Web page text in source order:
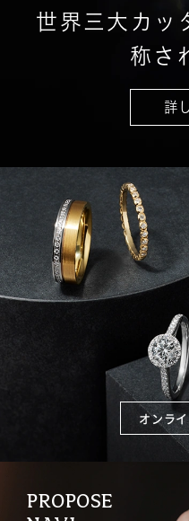
世界三大カッ
称さ
詳
オンラ
PROPOSE